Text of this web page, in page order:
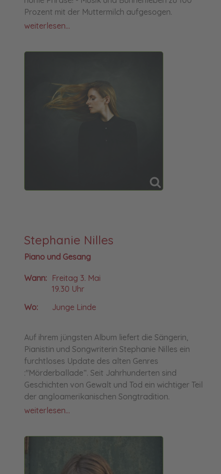
Prozent mit der Muttermilch aufgesogen.
weiterlesen...
Stephanie Nilles
Piano und Gesang
Wann: Freitag 3. Mai
19.30 Uhr
Wo:
Junge Linde
Auf ihrem jüngsten Album liefert die Sängerin,
Pianistin und Songwriterin Stephanie Nilles ein
furchtloses Update des alten Genres
:"Mörderballade“. Seit Jahrhunderten sind
Geschichten von Gewalt und Tod ein wichtiger Teil
der angloamerikanischen Songtradition.
weiterlesen...